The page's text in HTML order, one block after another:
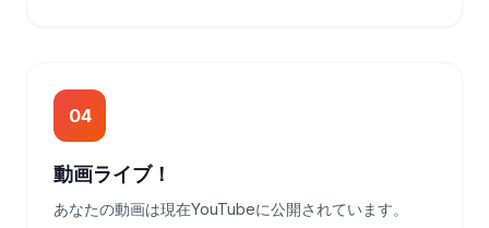
04
動画ライブ！
あなたの動画は現在YouTubeに公開されています。